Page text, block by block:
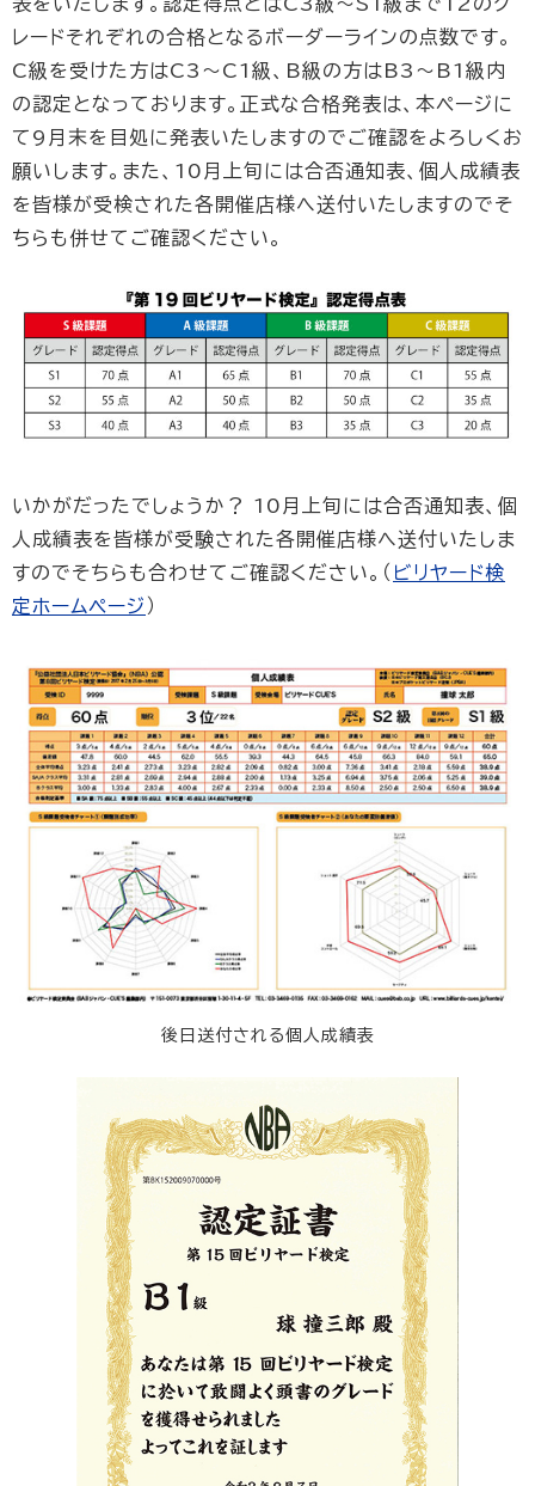
表をいたします。認定得点とはC3級〜S1級まで12のグ
レードそれぞれの合格となるボーダーラインの点数です。
C級を受けた方はC3〜C1級、B級の方はB3〜B1級内
の認定となっております。正式な合格発表は、本ページに
て9月末を目処に発表いたしますのでご確認をよろしくお
願いします。また、10月上旬には合否通知表、個人成績表
を皆様が受検された各開催店様へ送付いたしますのでそ
ちらも併せてご確認ください。
いかがだったでしょうか？ 10月上旬には合否通知表、個
人成績表を皆様が受験された各開催店様へ送付いたしま
すのでそちらも合わせてご確認ください。（ ビリヤード検
定ホームページ ）
後日送付される個人成績表